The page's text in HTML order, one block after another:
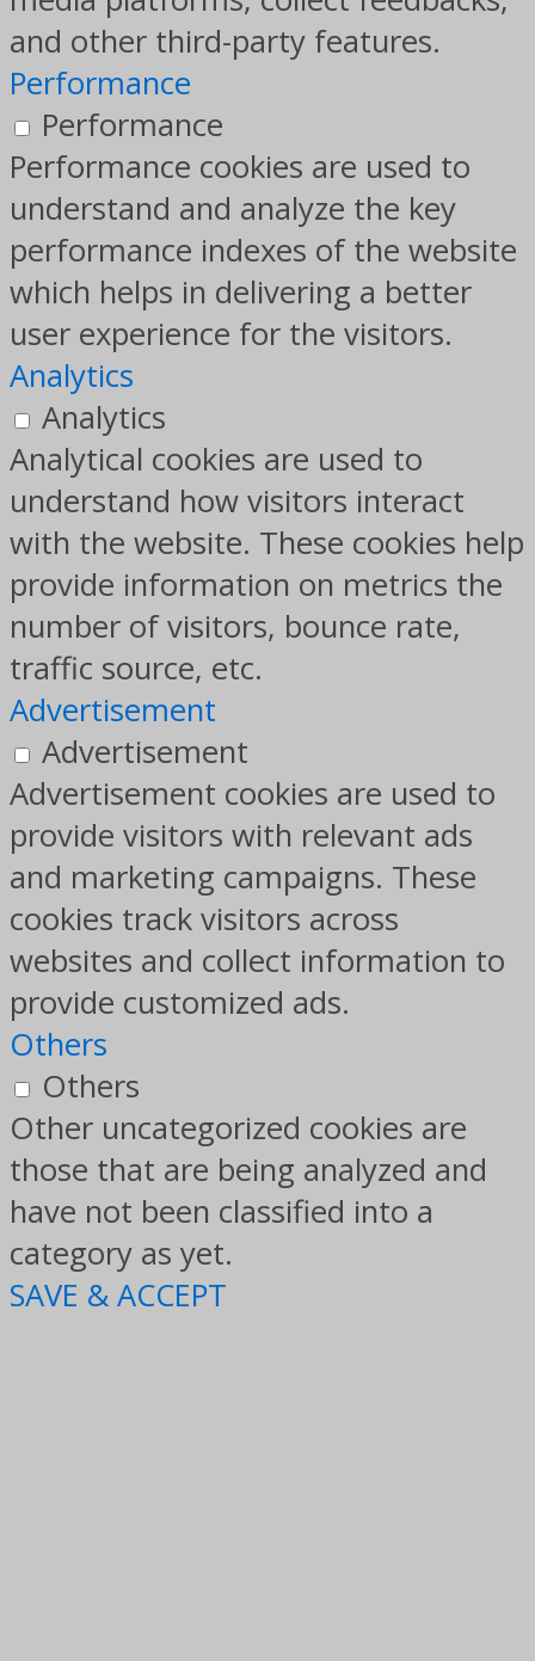
and other third-party features.
Performance
Performance
Performance cookies are used to
understand and analyze the key
performance indexes of the website
which helps in delivering a better
user experience for the visitors.
Analytics
Analytics
Analytical cookies are used to
understand how visitors interact
with the website. These cookies help
provide information on metrics the
number of visitors, bounce rate,
traffic source, etc.
Advertisement
Advertisement
Advertisement cookies are used to
provide visitors with relevant ads
and marketing campaigns. These
cookies track visitors across
websites and collect information to
provide customized ads.
Others
Others
Other uncategorized cookies are
those that are being analyzed and
have not been classified into a
category as yet.
SAVE & ACCEPT